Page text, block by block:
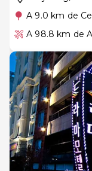
A 9.0 km de
A 98.8 km de